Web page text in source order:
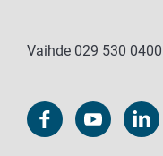
Vaihde 029 530 0400